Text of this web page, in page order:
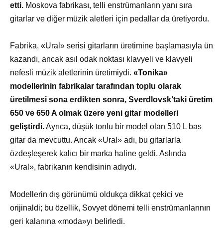
etti. Moskova fabrikası, telli enstrümanların yanı sıra
gitarlar ve diğer müzik aletleri için pedallar da üretiyordu.
Fabrika, «Ural» serisi gitarların üretimine başlamasıyla ün
kazandı, ancak asıl odak noktası klavyeli ve klavyeli
nefesli müzik aletlerinin üretimiydi. «Tonika»
modellerinin fabrikalar tarafından toplu olarak
üretilmesi sona erdikten sonra, Sverdlovsk’taki üretim
650 ve 650 A olmak üzere yeni gitar modelleri
geliştirdi.Ayrıca, düşük tonlu bir model olan 510 L bas
gitar da mevcuttu. Ancak «Ural» adı, bu gitarlarla
özdeşleşerek kalıcı bir marka haline geldi. Aslında
«Ural», fabrikanın kendisinin adıydı.
Modellerin dış görünümü oldukça dikkat çekici ve
orijinaldi; bu özellik, Sovyet dönemi telli enstrümanlarının
geri kalanına «moda»yı belirledi.